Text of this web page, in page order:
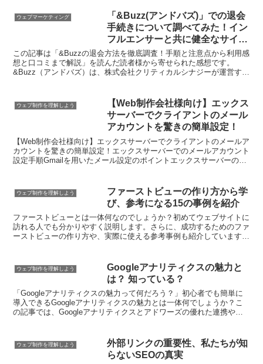
ウェブマーケティング
「&Buzz(アンドバズ)」での退会
手続きについて調べてみた！イン
フルエンサーと共に健全なサイト
運営を目指ざすために必要な手順
と利用感想、口コミまで解説
この記事は「&Buzzの退会方法を徹底調査！手順と注意点から利用感
想と口コミまで解説」を読んだ読者様から寄せられた感想です。
&Buzz（アンドバズ）は、株式会社クリティカルシナジーが運営する
ウェブ制作を理解しよう
【Web制作会社様向け】エックス
サーバーでクライアントのメール
アカウントを驚きの簡単設定！
【Web制作会社様向け】エックスサーバーでクライアントのメールア
カウントを驚きの簡単設定！エックスサーバーでのメールアカウント
設定手順Gmailを用いたメール設定のポイントエックスサーバーの便
ウェブ制作を理解しよう
ファーストビューの作り方から学
び、参考になる15の事例を紹介
ファーストビューとは一体何なのでしょうか？初めてウェブサイトに
訪れる人でも分かりやすく説明します。さらに、成功するためのファ
ーストビューの作り方や、実際に使える参考事例も紹介しています。
ウェブ制作を理解しよう
Googleアナリティクスの魅力と
は？ 知っている？
「Googleアナリティクスの魅力って何だろう？」初心者でも簡単に
導入できるGoogleアナリティクスの魅力とは一体何でしょうか？こ
の記事では、Googleアナリティクスとアドワーズの優れた連携や、
ウェブ制作を理解しよう
外部リンクの重要性、私たちが知
らないSEOの真実